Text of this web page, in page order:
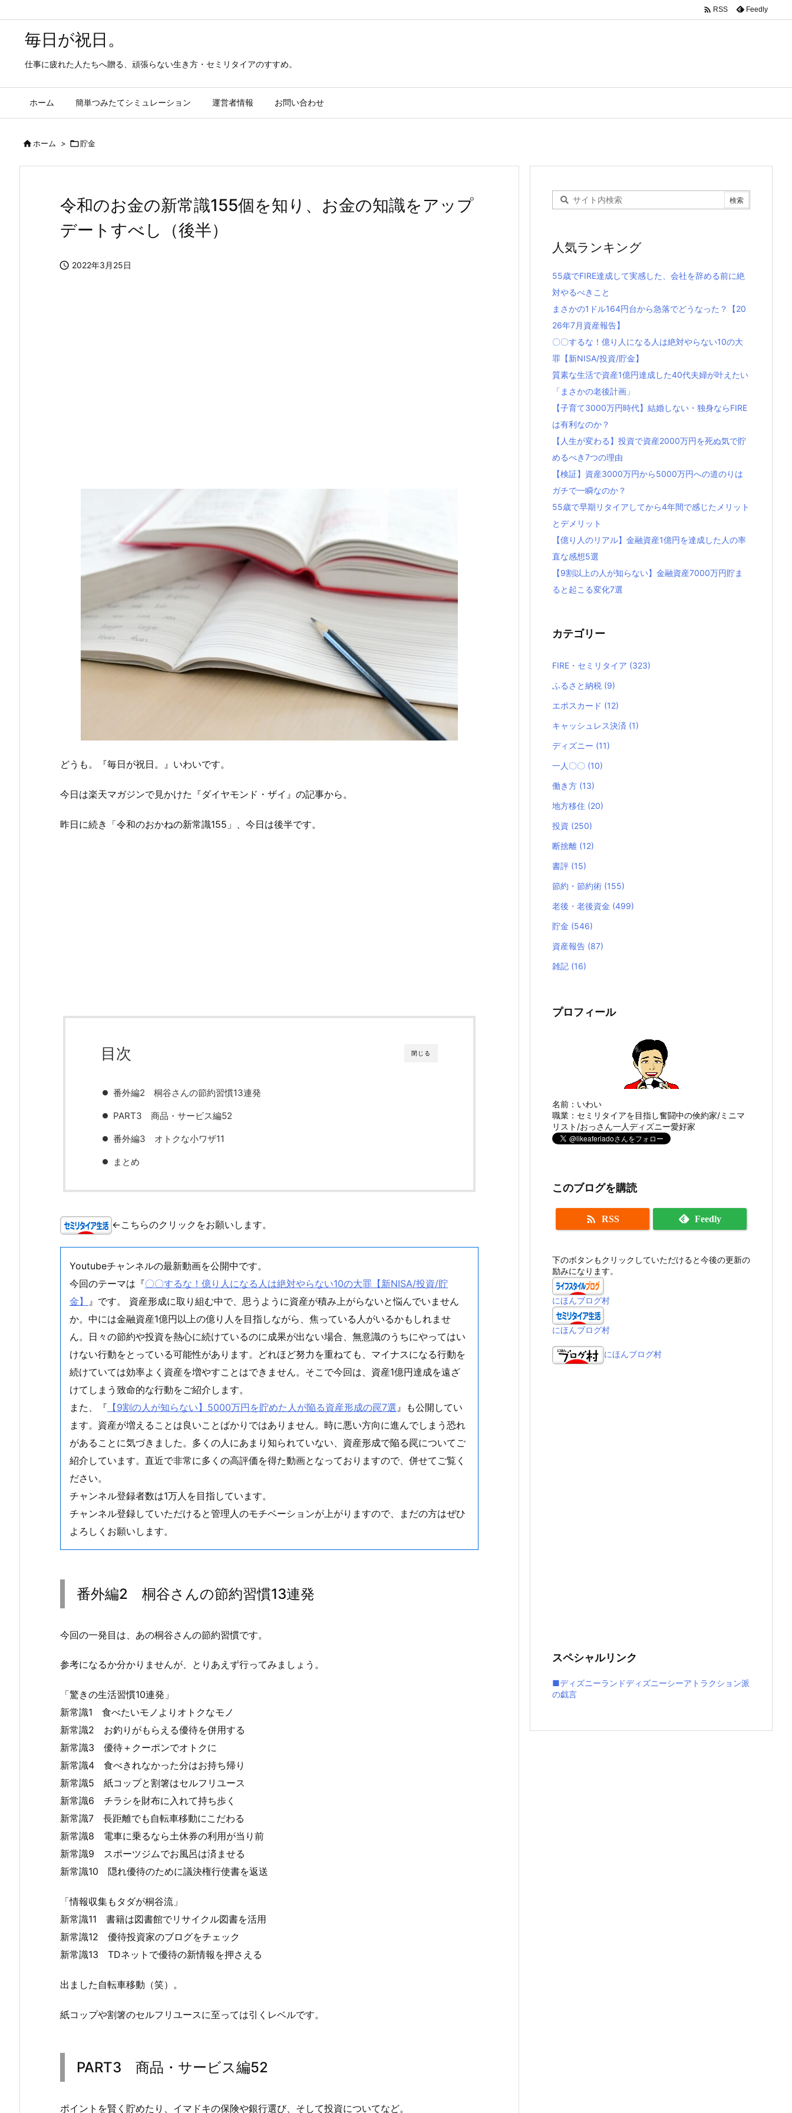
毎日が祝日。
仕事に疲れた人たちへ贈る、頑張らない生き方・セミリタイアのすすめ。
ホーム 簡単つみたてシミュレーション 運営者情報 お問い合わせ
 RSS Feedly
ホーム > 貯金
令和のお金の新常識155個を知り、お金の知識をアップ
デートすべし（後半）
 2022年3月25日
どうも。『毎日が祝日。』いわいです。
今日は楽天マガジンで見かけた『ダイヤモンド・ザイ』の記事から。
昨日に続き「令和のおかねの新常識155」、今日は後半です。
閉じる
目次
番外編2 桐谷さんの節約習慣13連発
PART3 商品・サービス編52
番外編3 オトクな小ワザ11
まとめ
←こちらのクリックをお願いします。
Youtubeチャンネルの最新動画を公開中です。
今回のテーマは『〇〇するな！億り人になる人は絶対やらない10の大罪【新NISA/投資/貯
金】
』です。 資産形成に取り組む中で、思うように資産が積み上がらないと悩んでいません
か。中には金融資産1億円以上の億り人を目指しながら、焦っている人がいるかもしれませ
ん。日々の節約や投資を熱心に続けているのに成果が出ない場合、無意識のうちにやってはい
けない行動をとっている可能性があります。どれほど努力を重ねても、マイナスになる行動を
続けていては効率よく資産を増やすことはできません。そこで今回は、資産1億円達成を遠ざ
けてしまう致命的な行動をご紹介します。
また、『 【9割の人が知らない】5000万円を貯めた人が陥る資産形成の罠7選 』も公開してい
ます。資産が増えることは良いことばかりではありません。時に悪い方向に進んでしまう恐れ
があることに気づきました。多くの人にあまり知られていない、資産形成で陥る罠についてご
紹介しています。直近で非常に多くの高評価を得た動画となっておりますので、併せてご覧く
ださい。
チャンネル登録者数は1万人を目指しています。
チャンネル登録していただけると管理人のモチベーションが上がりますので、まだの方はぜひ
よろしくお願いします。
番外編2 桐谷さんの節約習慣13連発
今回の一発目は、あの桐谷さんの節約習慣です。
参考になるか分かりませんが、とりあえず行ってみましょう。
「驚きの生活習慣10連発」
新常識1 食べたいモノよりオトクなモノ
新常識2 お釣りがもらえる優待を併用する
新常識3 優待＋クーポンでオトクに
新常識4 食べきれなかった分はお持ち帰り
新常識5 紙コップと割箸はセルフリユース
新常識6 チラシを財布に入れて持ち歩く
新常識7 長距離でも自転車移動にこだわる
新常識8 電車に乗るなら土休券の利用が当り前
新常識9 スポーツジムでお風呂は済ませる
新常識10 隠れ優待のために議決権行使書を返送
「情報収集もタダが桐谷流」
新常識11 書籍は図書館でリサイクル図書を活用
新常識12 優待投資家のブログをチェック
新常識13 TDネットで優待の新情報を押さえる
出ました自転車移動（笑）。
紙コップや割箸のセルフリユースに至っては引くレベルです。
PART3 商品・サービス編52
ポイントを賢く貯めたり、イマドキの保険や銀行選び、そして投資についてなど。
人気ランキング
55歳でFIRE達成して実感した、会社を辞める前に絶
対やるべきこと
まさかの1ドル164円台から急落でどうなった？【20
26年7月資産報告】
〇〇するな！億り人になる人は絶対やらない10の大
罪【新NISA/投資/貯金】
質素な生活で資産1億円達成した40代夫婦が叶えたい
「まさかの老後計画」
【子育て3000万円時代】結婚しない・独身ならFIRE
は有利なのか？
【人生が変わる】投資で資産2000万円を死ぬ気で貯
めるべき7つの理由
【検証】資産3000万円から5000万円への道のりは
ガチで一瞬なのか？
55歳で早期リタイアしてから4年間で感じたメリット
とデメリット
【億り人のリアル】金融資産1億円を達成した人の率
直な感想5選
【9割以上の人が知らない】金融資産7000万円貯ま
ると起こる変化7選
カテゴリー
FIRE・セミリタイア (323)
ふるさと納税 (9)
エポスカード (12)
キャッシュレス決済 (1)
ディズニー (11)
一人〇〇 (10)
働き方 (13)
地方移住 (20)
投資 (250)
断捨離 (12)
書評 (15)
節約・節約術 (155)
老後・老後資金 (499)
貯金 (546)
資産報告 (87)
雑記 (16)
プロフィール
名前：いわい
職業：セミリタイアを目指し奮闘中の倹約家/ミニマ
リスト/おっさん一人ディズニー愛好家
このブログを購読
 RSS Feedly
下のボタンもクリックしていただけると今後の更新の
励みになります。
にほんブログ村
にほんブログ村
にほんブログ村
スペシャルリンク
■ディズニーランドディズニーシーアトラクション派
の戯言